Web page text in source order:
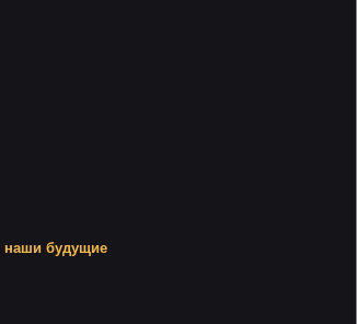
наши будущие